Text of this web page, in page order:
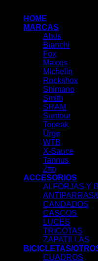
HOME
MARCAS
Abus
Bianchi
Fox
Maxxis
Michelin
Rockshox
Shimano
Smith
SRAM
Suntour
Topeak
Urge
WTB
X-Sauce
Tannus
Ztto
ACCESORIOS
ALFORJAS Y
ANTIPARRAS/
CANDADOS
CASCOS
LUCES
TRICOTAS
ZAPATILLAS
BICICLETAS/
CUADROS